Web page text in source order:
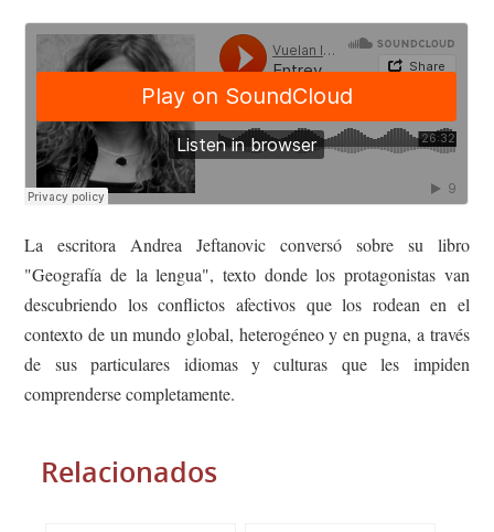
La escritora Andrea Jeftanovic conversó sobre su libro
"Geografía de la lengua", texto donde los protagonistas van
descubriendo los conflictos afectivos que los rodean en el
contexto de un mundo global, heterogéneo y en pugna, a través
de sus particulares idiomas y culturas que les impiden
comprenderse completamente.
Relacionados